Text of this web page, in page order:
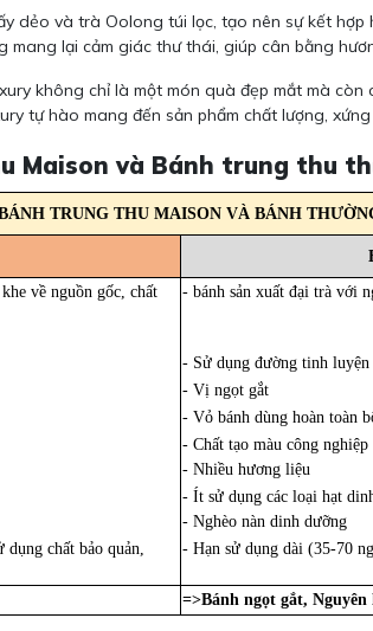
dẻo và trà Oolong túi lọc, tạo nên sự kết
lại cảm giác thư thái, giúp cân bằng
không chỉ là một món quà đẹp mắt mà
tự hào mang đến sản phẩm chất lượng,
Maison và Bánh trung thu
TRUNG THU MAISON VÀ BÁNH
về nguồn gốc, chất
- bánh sản xuất đại trà với
- Sử dụng đường tinh luyện
- Vị ngọt gắt
- Vỏ bánh dùng hoàn toàn
- Chất tạo màu công nghiệp
- Nhiều hương liệu
- Ít sử dụng các loại hạt
- Nghèo nàn dinh dưỡng
chất bảo quản,
- Hạn sử dụng dài (35-70
=>Bánh ngọt gắt, Nguyên